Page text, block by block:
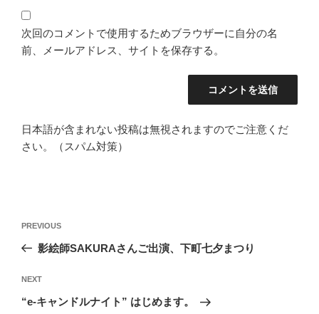
次回のコメントで使用するためブラウザーに自分の名
前、メールアドレス、サイトを保存する。
日本語が含まれない投稿は無視されますのでご注意くだ
さい。（スパム対策）
ビ
ゲ
Previous
Post
PREVIOUS
影絵師SAKURAさんご出演、下町七夕まつり
Next
Post
NEXT
“e-キャンドルナイト” はじめます。